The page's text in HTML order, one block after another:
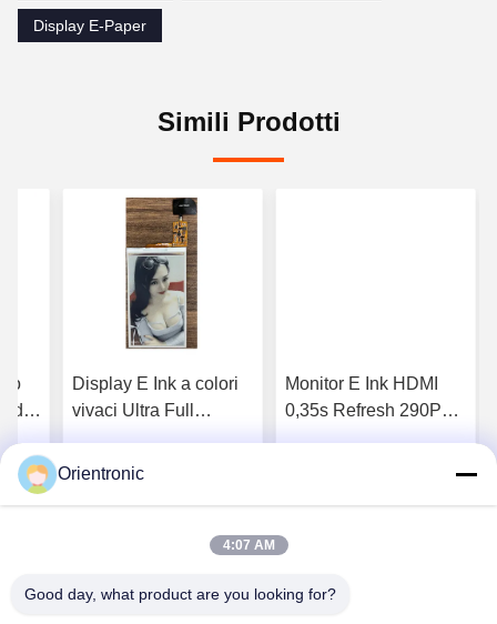
Display E-Paper
Simili Prodotti
di
Display E Ink a colori
vivaci Ultra Full
Signage Monitor E Ink
Monitor E Ink HDMI
0,35s Refresh 290PPI
Orientronic
4:07 AM
Good day, what product are you looking for?